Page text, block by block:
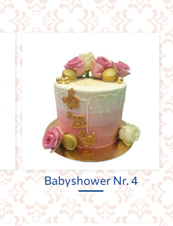
Babyshower Nr. 4